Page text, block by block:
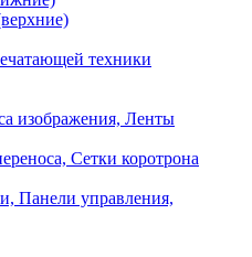
техники
изображения, Ленты
Сетки коротрона
Панели управления,